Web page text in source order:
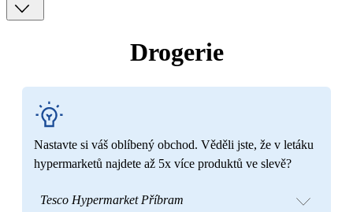
Drogerie
Nastavte si váš oblíbený obchod. Věděli jste, že v letáku
hypermarketů najdete až 5x více produktů ve slevě?
Tesco Hypermarket Příbram